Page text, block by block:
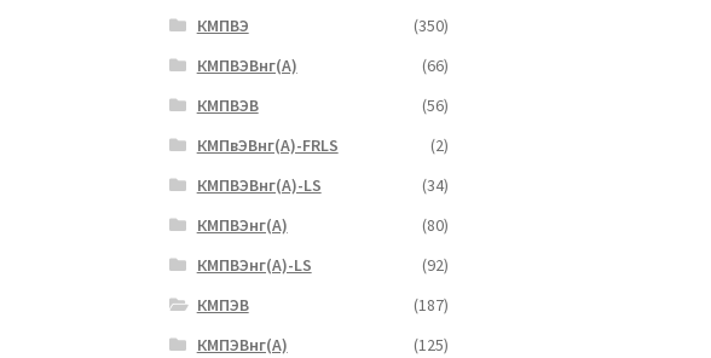
КМПВЭ
(350)
КМПВЭBнг(А)
(66)
КМПВЭВ
(56)
КМПвЭВнг(А)-FRLS
(2)
КМПВЭВнг(А)-LS
(34)
КМПВЭнг(А)
(80)
КМПВЭнг(А)-LS
(92)
КМПЭВ
(187)
КМПЭВнг(А)
(125)